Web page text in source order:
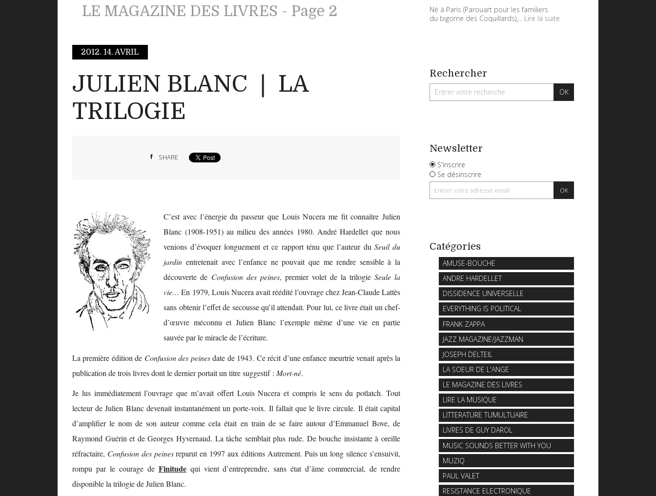
LE MAGAZINE DES LIVRES - Page 2
2012. 14. AVRIL
JULIEN BLANC ❘ LA
TRILOGIE
SHARE
C’est avec l’énergie du passeur que Louis Nucera me fit connaître Julien
Blanc (1908-1951) au milieu des années 1980. André Hardellet que nous
venions d’évoquer longuement et ce rapport ténu que l’auteur du Seuil du
jardin entretenait avec l’enfance ne pouvait que me rendre sensible à la
découverte de Confusion des peines, premier volet de la trilogie Seule la
vie…En 1979, Louis Nucera avait réédité l’ouvrage chez Jean-Claude Lattès
sans obtenir l’effet de secousse qu’il attendait. Pour lui, ce livre était un chef-
d’œuvre méconnu et Julien Blanc l’exemple même d’une vie en partie
sauvée par le miracle de l’écriture.
La première édition de Confusion des peinesdate de 1943. Ce récit d’une enfance meurtrie venait après la
publication de trois livres dont le dernier portait un titre suggestif : Mort-né.
Je lus immédiatement l’ouvrage que m’avait offert Louis Nucera et compris le sens du potlatch. Tout
lecteur de Julien Blanc devenait instantanément un porte-voix. Il fallait que le livre circule. Il était capital
d’amplifier le nom de son auteur comme cela était en train de se faire autour d’Emmanuel Bove, de
Raymond Guérin et de Georges Hyvernaud. La tâche semblait plus rude. De bouche insistante à oreille
réfractaire, Confusion des peinesreparut en 1997 aux éditions Autrement. Puis un long silence s’ensuivit,
rompu par le courage de Finitudequi vient d’entreprendre, sans état d’âme commercial, de rendre
disponible la trilogie de Julien Blanc.
Né à Paris (Parouart pour les familiers
du bigorne des Coquillards),... Lire la suite
Rechercher
Newsletter
S'inscrire
Se désinscrire
Catégories
AMUSE-BOUCHE
ANDRE HARDELLET
DISSIDENCE UNIVERSELLE
EVERYTHING IS POLITICAL
FRANK ZAPPA
JAZZ MAGAZINE/JAZZMAN
JOSEPH DELTEIL
LA SOEUR DE L'ANGE
LE MAGAZINE DES LIVRES
LIRE LA MUSIQUE
LITTERATURE TUMULTUAIRE
LIVRES DE GUY DAROL
MUSIC SOUNDS BETTER WITH YOU
MUZIQ
PAUL VALET
RESISTANCE ELECTRONIQUE